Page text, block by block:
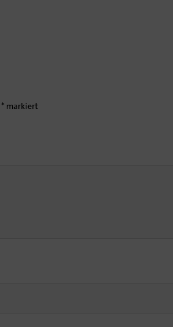
* markiert